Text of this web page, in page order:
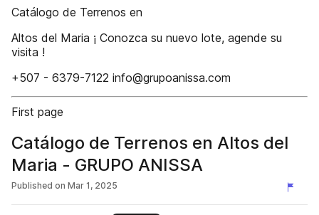
Catálogo de Terrenos en
Altos del Maria ¡ Conozca su nuevo lote, agende su
visita !
+507 - 6379-7122 info@grupoanissa.com
First page
Catálogo de Terrenos en Altos del
Maria - GRUPO ANISSA
Published on Mar 1, 2025